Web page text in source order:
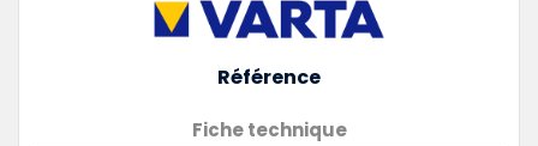
Référence
Fiche technique